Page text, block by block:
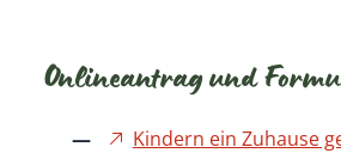
Onlineantrag und
Kindern ein Zuhause